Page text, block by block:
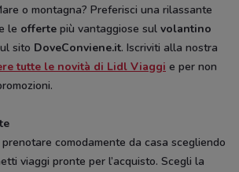
o montagna? Preferisci una rilassante
le offerte più vantaggiose sul volantino
sito DoveConviene.it. Iscriviti alla nostra
tutte le novità di Lidl Viaggi e per non
comodamente da casa scegliendo
viaggi pronte per l’acquisto. Scegli la